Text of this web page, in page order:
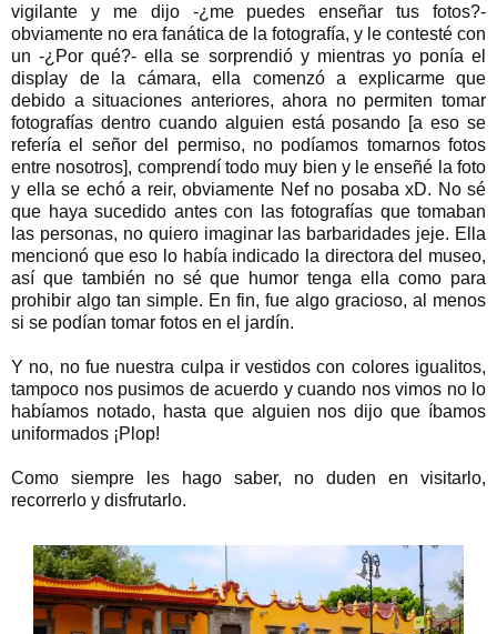
vigilante y me dijo -¿me puedes enseñar tus fotos?-
obviamente no era fanática de la fotografía, y le contesté con
un -¿Por qué?- ella se sorprendió y mientras yo ponía el
display de la cámara, ella comenzó a explicarme que
debido a situaciones anteriores, ahora no permiten tomar
fotografías dentro cuando alguien está posando [a eso se
refería el señor del permiso, no podíamos tomarnos fotos
entre nosotros], comprendí todo muy bien y le enseñé la foto
y ella se echó a reir, obviamente Nef no posaba xD. No sé
que haya sucedido antes con las fotografías que tomaban
las personas, no quiero imaginar las barbaridades jeje. Ella
mencionó que eso lo había indicado la directora del museo,
así que también no sé que humor tenga ella como para
prohibir algo tan simple. En fin, fue algo gracioso, al menos
si se podían tomar fotos en el jardín.
Y no, no fue nuestra culpa ir vestidos con colores igualitos,
tampoco nos pusimos de acuerdo y cuando nos vimos no lo
habíamos notado, hasta que alguien nos dijo que íbamos
uniformados ¡Plop!
Como siempre les hago saber, no duden en visitarlo,
recorrerlo y disfrutarlo.